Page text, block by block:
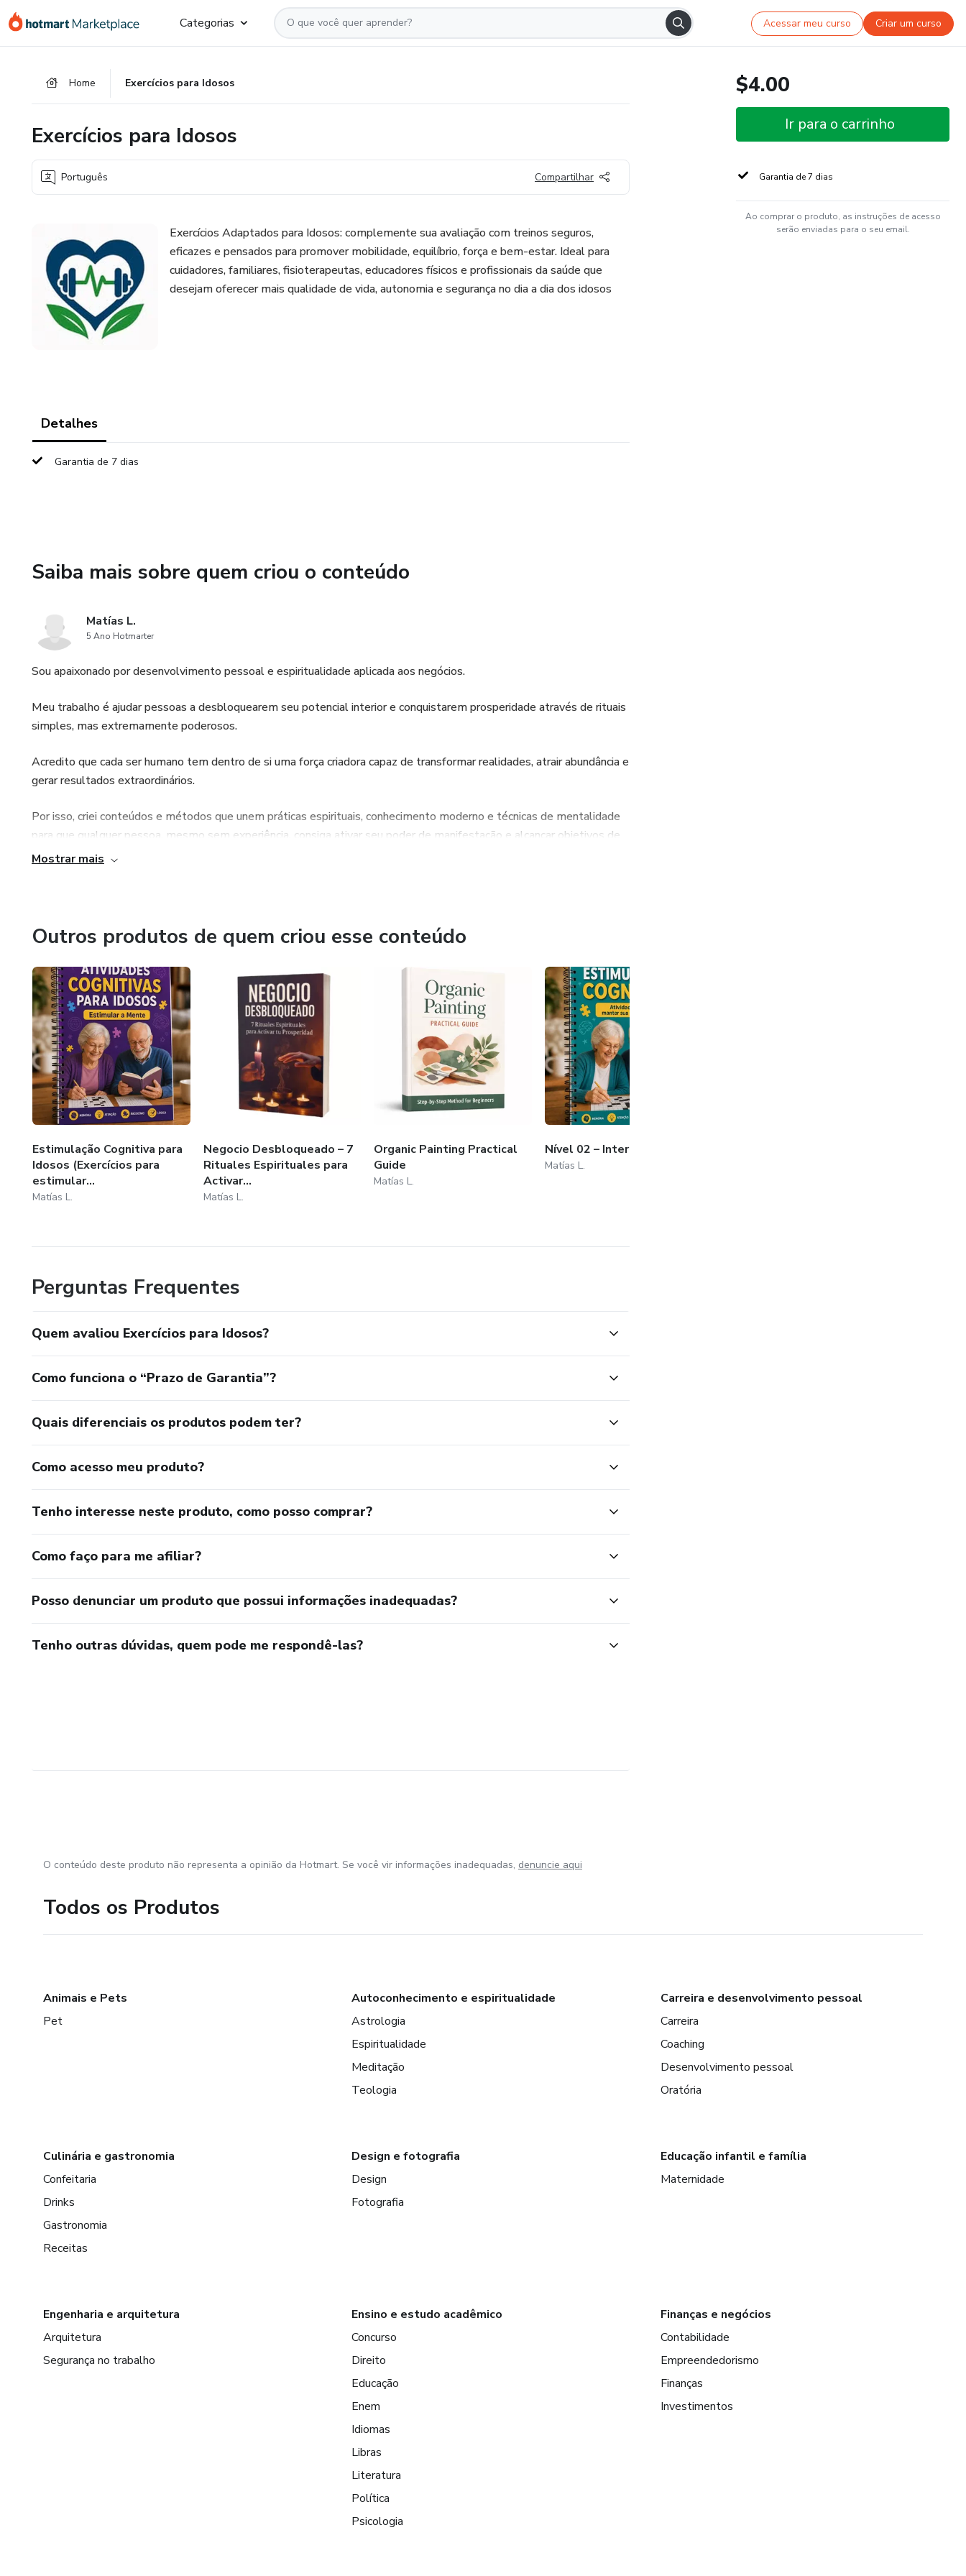
para
para
para
Categorias Acessar meu curso Criar um curso
Home Exercícios para Idosos
Exercícios para Idosos
Português Compartilhar
Exercícios Adaptados para Idosos: complemente sua avaliação com treinos seguros,
eficazes e pensados para promover mobilidade, equilíbrio, força e bem-estar. Ideal para
cuidadores, familiares, fisioterapeutas, educadores físicos e profissionais da saúde que
desejam oferecer mais qualidade de vida, autonomia e segurança no dia a dia dos idosos
Detalhes
Garantia de 7 dias
Saiba mais sobre quem criou o conteúdo
Matías L.
5 Ano Hotmarter
Sou apaixonado por desenvolvimento pessoal e espiritualidade aplicada aos negócios.
Meu trabalho é ajudar pessoas a desbloquearem seu potencial interior e conquistarem prosperidade através de rituais
simples, mas extremamente poderosos.
Acredito que cada ser humano tem dentro de si uma força criadora capaz de transformar realidades, atrair abundância e
gerar resultados extraordinários.
Por isso, criei conteúdos e métodos que unem práticas espirituais, conhecimento moderno e técnicas de mentalidade
para que qualquer pessoa, mesmo sem experiência, consiga ativar seu poder de manifestação e alcançar objetivos de
forma prática e transformadora.
Mostrar mais
Outros produtos de quem criou esse conteúdo
Estimulação Cognitiva para
Idosos (Exercícios para
estimular...
Matías L.
Negocio Desbloqueado – 7
Rituales Espirituales para
Activar...
Matías L.
Organic Painting Practical
Guide
Matías L.
Nível 02 – Intermediário
Matías L.
Perguntas Frequentes
Quem avaliou Exercícios para Idosos?
Como funciona o “Prazo de Garantia”?
Quais diferenciais os produtos podem ter?
Como acesso meu produto?
Tenho interesse neste produto, como posso comprar?
Como faço para me afiliar?
Posso denunciar um produto que possui informações inadequadas?
Tenho outras dúvidas, quem pode me respondê-las?
$4.00
Ir para o carrinho
Garantia de 7 dias
Ao comprar o produto, as instruções de acesso
serão enviadas para o seu email.
O conteúdo deste produto não representa a opinião da Hotmart. Se você vir informações inadequadas, denuncie aqui
Todos os Produtos
Animais e Pets
Pet
Autoconhecimento e espiritualidade
Astrologia
Espiritualidade
Meditação
Teologia
Carreira e desenvolvimento pessoal
Carreira
Coaching
Desenvolvimento pessoal
Oratória
Culinária e gastronomia
Confeitaria
Drinks
Gastronomia
Receitas
Design e fotografia
Design
Fotografia
Educação infantil e família
Maternidade
Engenharia e arquitetura
Arquitetura
Segurança no trabalho
Ensino e estudo acadêmico
Concurso
Direito
Educação
Enem
Idiomas
Libras
Literatura
Política
Psicologia
Finanças e negócios
Contabilidade
Empreendedorismo
Finanças
Investimentos